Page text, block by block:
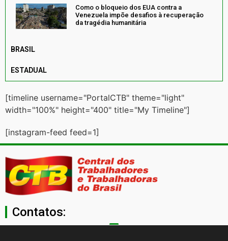
Como o bloqueio dos EUA contra a
Venezuela impõe desafios à recuperação
da tragédia humanitária
BRASIL
ESTADUAL
[timeline username="PortalCTB" theme="light"
width="100%" height="400" title="My Timeline"]
[instagram-feed feed=1]
Contatos: